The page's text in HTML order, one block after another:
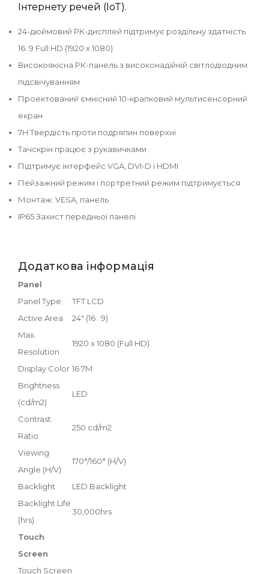
Інтернету речей (IoT).
24-дюймовий РК-дисплей підтримує роздільну здатність
16: 9 Full HD (1920 x 1080)
Високоякісна РК-панель з високонадійній світлодіодним
підсвічуванням
Проектований ємнісний 10-крапковий мультисенсорний
екран
7H Твердість проти подряпин поверхні
Тачскрін працює з рукавичками
Підтримує інтерфейс VGA, DVI-D і HDMI
Пейзажний режим і портретний режим підтримується
Монтаж: VESA, панель
IP65 Захист передньої панелі
Додаткова інформація
Panel
Panel Type
TFT LCD
Active Area
24" (16 : 9)
Max.
Resolution
1920 x 1080 (Full HD)
Display Color 16.7M
Brightness
(cd/m2)
LED
Contrast
Ratio
250 cd/m2
Viewing
Angle (H/V)
170°/160° (H/V)
Backlight
LED Backlight
Backlight Life
(hrs)
30,000hrs
Touch
Screen
Touch Screen